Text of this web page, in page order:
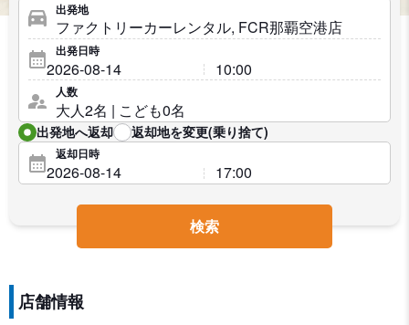
出発地
出発日時
人数
出発地へ返却 返却地を変更(乗り捨て)
返却日時
検索
店舗情報